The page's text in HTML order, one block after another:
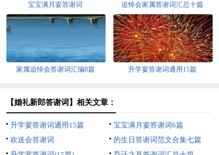
宝宝满月宴答谢词 追悼会家属答谢词汇总十篇
家属追悼会答谢词汇编8篇 升学宴答谢词通用15篇
【婚礼新郎答谢词】相关文章：
升学宴答谢词通用15篇
宝宝满月宴答谢词6篇
欢送会答谢词
的生日答谢词范文合集七篇